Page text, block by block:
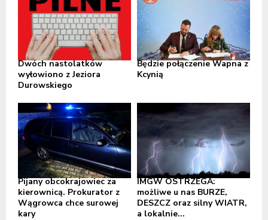
Dwóch nastolatków
wyłowiono z Jeziora
Durowskiego
Będzie połączenie Wapna z
Kcynią
Pijany obcokrajowiec za
kierownicą. Prokurator z
Wągrowca chce surowej
kary
IMGW OSTRZEGA:
możliwe u nas BURZE,
DESZCZ oraz silny WIATR,
a lokalnie...